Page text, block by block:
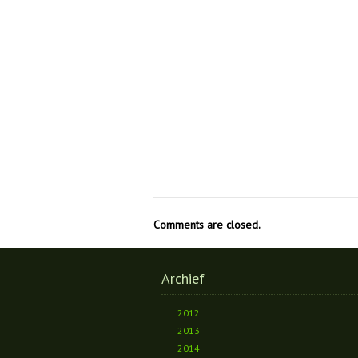
Comments are closed.
Archief
2012
2013
2014